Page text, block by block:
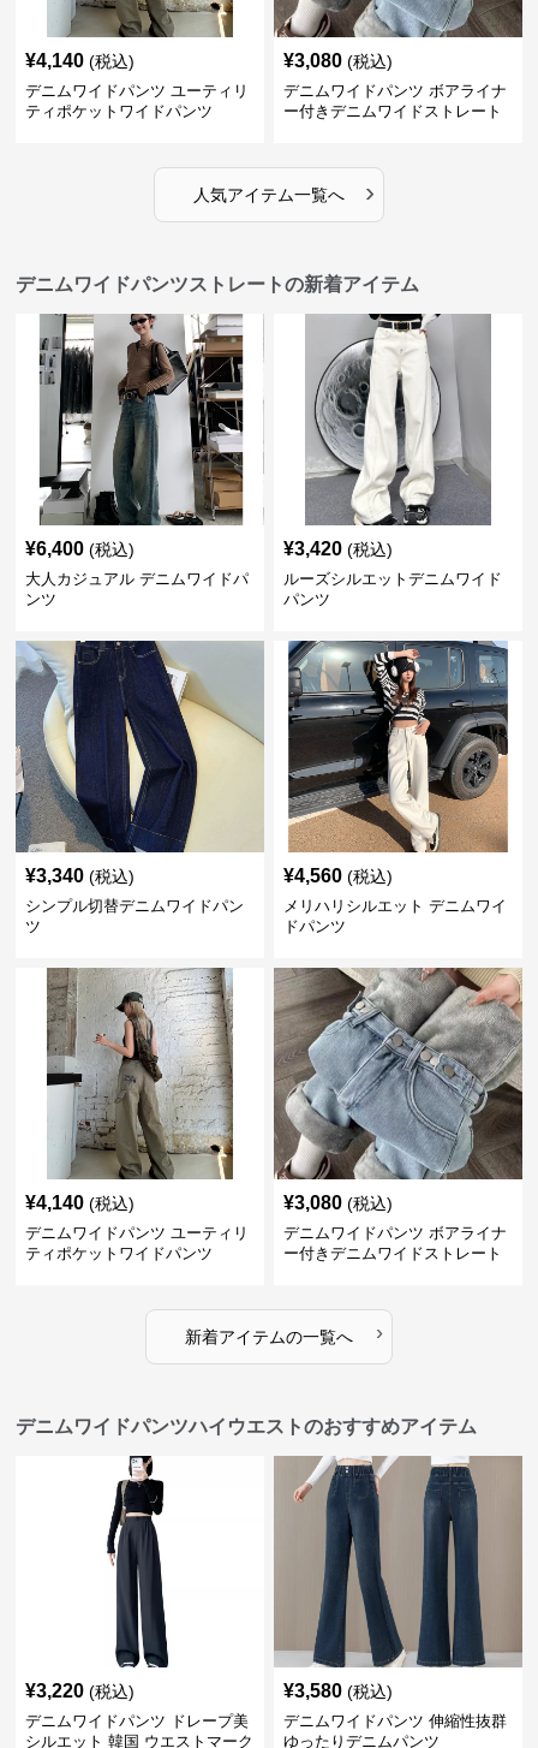
¥4,140 (税込)
デニムワイドパンツ ユーティリ
ティポケットワイドパンツ
¥3,080 (税込)
デニムワイドパンツ ボアライナ
ー付きデニムワイドストレート
人気アイテム一覧へ ›
デニムワイドパンツストレートの新着アイテム
¥6,400 (税込)
大人カジュアル デニムワイドパ
ンツ
¥3,420 (税込)
ルーズシルエットデニムワイド
パンツ
¥3,340 (税込)
シンプル切替デニムワイドパン
ツ
¥4,560 (税込)
メリハリシルエット デニムワイ
ドパンツ
¥4,140 (税込)
デニムワイドパンツ ユーティリ
ティポケットワイドパンツ
¥3,080 (税込)
デニムワイドパンツ ボアライナ
ー付きデニムワイドストレート
新着アイテムの一覧へ ›
デニムワイドパンツハイウエストのおすすめアイテム
¥3,220 (税込)
デニムワイドパンツ ドレープ美
シルエット 韓国 ウエストマーク
¥3,580 (税込)
デニムワイドパンツ 伸縮性抜群
ゆったりデニムパンツ